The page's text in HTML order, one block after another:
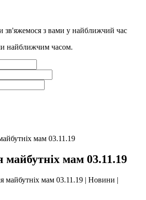
зв'яжемося з вами у найближчий час
найближчим часом.
мам 03.11.19
майбутніх мам 03.11.19